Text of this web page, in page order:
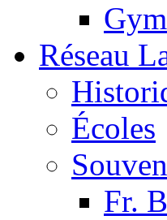
Réseau
Écoles
Fr.